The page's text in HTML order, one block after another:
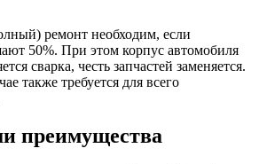
ремонт необходим, если
50%. При этом корпус автомобиля
сварка, честь запчастей заменяется.
также требуется для всего
преимущества